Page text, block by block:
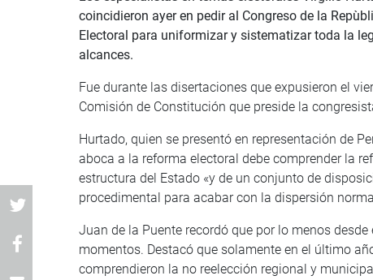
coincidieron ayer en pedir al Congreso de la
Electoral para uniformizar y sistematizar toda la
alcances.
Fue durante las disertaciones que expusieron el
Comisión de Constitución que preside la
Hurtado, quien se presentó en representación de
aboca a la reforma electoral debe comprender la
estructura del Estado «y de un conjunto de
procedimental para acabar con la dispersión
Juan de la Puente recordó que por lo menos
momentos. Destacó que solamente en el último
comprendieron la no reelección regional y